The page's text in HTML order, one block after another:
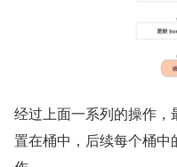
经过上面一系列的操作
置在桶中，后续每个桶